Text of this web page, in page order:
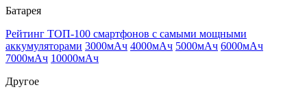
Батарея
Рейтинг ТОП-100 смартфонов с самыми мощными
аккумуляторами 3000мАч 4000мАч 5000мАч 6000мАч
7000мАч 10000мАч
Другое